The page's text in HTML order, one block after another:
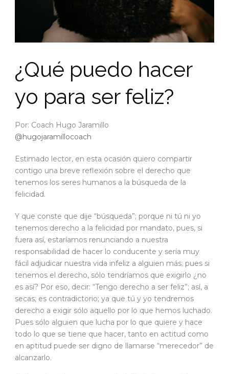
¿Qué puedo hacer
yo para ser feliz?
Por: Coach Hugo Jaramillo
@hugojaramillocoach
Estimado lector, en esta ocasión quiero compartir
contigo una breve reflexión sobre el derecho que
tenemos los seres humanos a la búsqueda de la
felicidad.
Y que conste que dije “búsqueda”; porque ni tú ni yo
tenemos derecho a la felicidad por mandato, pues, si
fuera así, estaríamos renunciando a nuestra
responsabilidad de hacer lo conducente y sería muy
fácil adjudicar nuestra vida infeliz a alguien más; pues si
tenemos el derecho, sólo tendríamos que exigirlo ¿no
es así? Por eso, decir: “Tengo derecho a ser feliz”; así, a
secas; es contradictorio; ya que tú y yo tendremos
derecho a exigir sólo aquello por lo que hemos luchado.
Pues sólo alguien que lucha por lo que quiere y hace
todo lo que se tiene que hacer, tanto en actitud como
en aptitud puede ser digno de llamarse “merecedor” de
alcanzarlo.